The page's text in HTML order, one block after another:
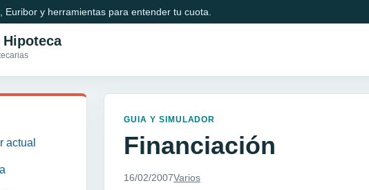
Euribor y herramientas para entender tu cuota.
actual
GUIA Y SIMULADOR
Financiación
16/02/2007Varios